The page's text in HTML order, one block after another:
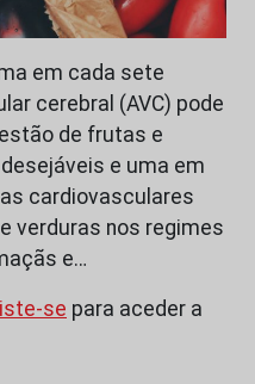
em cada sete
cerebral (AVC) pode
de frutas e
e uma em
cardiovasculares
verduras nos regimes
e…
se para aceder a